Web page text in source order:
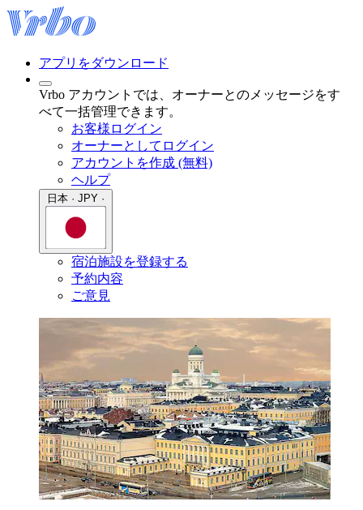
アプリをダウンロード
Vrbo アカウントでは、オーナーとのメッセージをす
べて一括管理できます。
お客様ログイン
オーナーとしてログイン
アカウントを作成 (無料)
ヘルプ
宿泊施設を登録する
予約内容
ご意見